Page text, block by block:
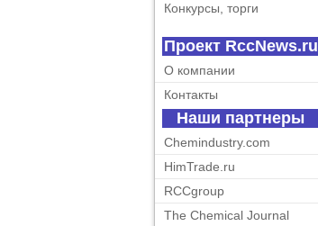
Конкурсы, торги
Проект RccNews.ru
О компании
Контакты
Наши партнеры
Chemindustry.com
HimTrade.ru
RCCgroup
The Chemical Journal